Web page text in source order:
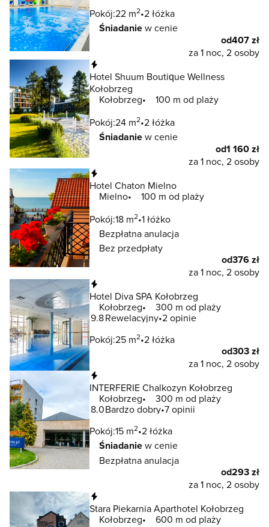
Pokój:22 m2 2 łóżka
Śniadaniew cenie
od407 zł
za 1 noc, 2 osoby
Hotel Shuum Boutique Wellness
Kołobrzeg
Kołobrzeg
100 m od plaży
Pokój:24 m2 2 łóżka
Śniadaniew cenie
od1 160 zł
za 1 noc, 2 osoby
Hotel Chaton Mielno
Mielno
100 m od plaży
Pokój:18 m2 1 łóżko
Bezpłatna anulacja
Bez przedpłaty
od376 zł
za 1 noc, 2 osoby
Hotel Diva SPA Kołobrzeg
Kołobrzeg
300 m od plaży
9.8Rewelacyjny 2 opinie
Pokój:25 m2 2 łóżka
od303 zł
za 1 noc, 2 osoby
INTERFERIE Chalkozyn Kołobrzeg
Kołobrzeg
300 m od plaży
8.0Bardzo dobry 7 opinii
Pokój:15 m2 2 łóżka
Śniadaniew cenie
Bezpłatna anulacja
od293 zł
za 1 noc, 2 osoby
Stara Piekarnia Aparthotel Kołobrzeg
Kołobrzeg
600 m od plaży